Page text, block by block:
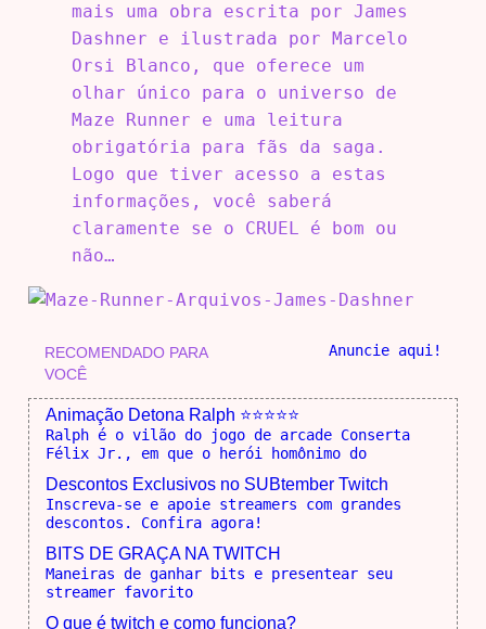
mais uma obra escrita por James
Dashner e ilustrada por Marcelo
Orsi Blanco, que oferece um
olhar único para o universo de
Maze Runner e uma leitura
obrigatória para fãs da saga.
Logo que tiver acesso a estas
informações, você saberá
claramente se o CRUEL é bom ou
não…
RECOMENDADO PARA
VOCÊ
Anuncie aqui!
Animação Detona Ralph ⭐⭐⭐⭐⭐
Ralph é o vilão do jogo de arcade Conserta
Félix Jr., em que o herói homônimo do
Descontos Exclusivos no SUBtember Twitch
Inscreva-se e apoie streamers com grandes
descontos. Confira agora!
BITS DE GRAÇA NA TWITCH
Maneiras de ganhar bits e presentear seu
streamer favorito
O que é twitch e como funciona?